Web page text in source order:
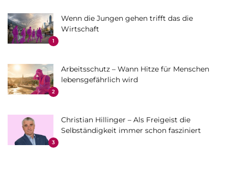
1
Wenn die Jungen gehen trifft das die
Wirtschaft
2
Arbeitsschutz – Wann Hitze für Menschen
lebensgefährlich wird
3
Christian Hillinger – Als Freigeist die
Selbständigkeit immer schon fasziniert